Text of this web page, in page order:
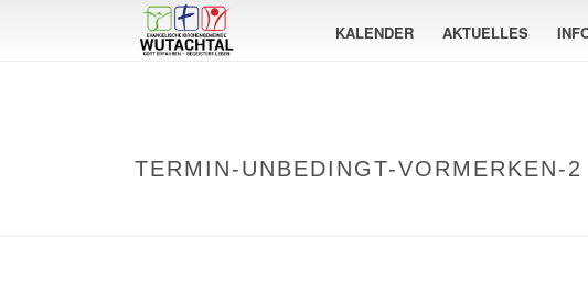
KALENDER AKTUELLES
TERMIN-UNBEDINGT-VORMERKEN-2